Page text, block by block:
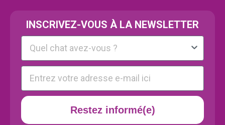
INSCRIVEZ-VOUS À LA NEWSLETTER
Kattenras
E-mail
Restez informé(e)